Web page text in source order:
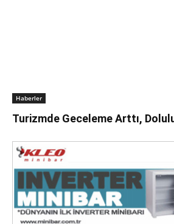
Haberler
Turizmde Geceleme Arttı,